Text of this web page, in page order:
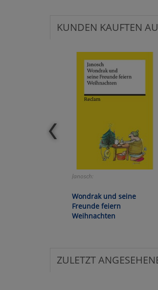
KUNDEN KAUFTEN
Janosch:
Wondrak und seine
Freunde feiern
Weihnachten
ZULETZT